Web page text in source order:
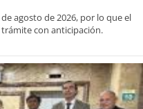
agosto de 2026, por lo que el
con anticipación.